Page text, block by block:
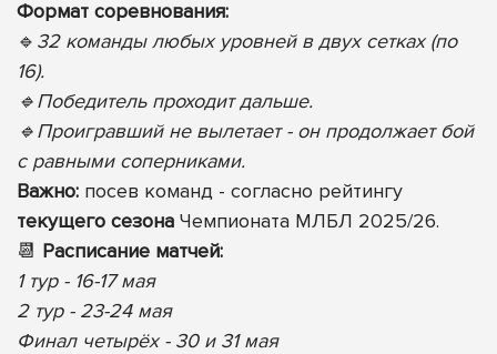
Формат соревнования:
🔹 32 команды любых уровней в двух сетках (по
16).
🔹Победитель проходит дальше.
🔹Проигравший не вылетает - он продолжает бой
с равными соперниками.
Важно: посев команд - согласно рейтингу
текущего сезона Чемпионата МЛБЛ 2025/26.
📆 Расписание матчей:
1 тур - 16-17 мая
2 тур - 23-24 мая
Финал четырёх - 30 и 31 мая